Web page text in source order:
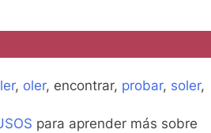
, oler, encontrar, probar, soler,
para aprender más sobre